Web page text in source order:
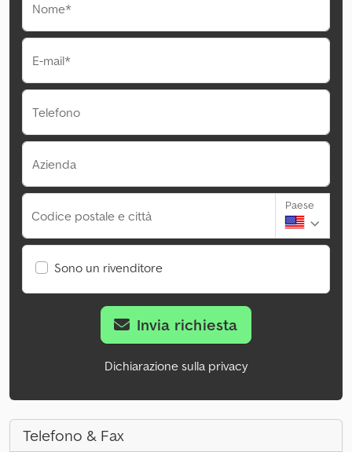
Nome*
E-mail*
Telefono
Azienda
Codice postale e città
Paese
Sono un rivenditore
Invia richiesta
Dichiarazione sulla privacy
Telefono & Fax